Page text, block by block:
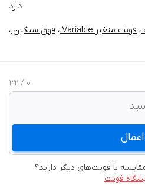
دارد
، فونت متغیر Variable ، فوق سنگین ،
0
/ 32
اعمال
با فونت‌های دیگر دارید؟
فونت